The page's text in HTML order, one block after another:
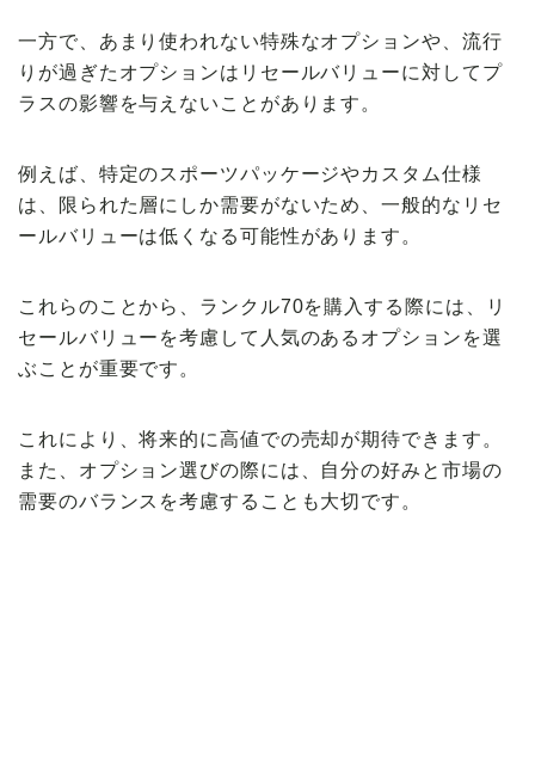
一方で、あまり使われない特殊なオプションや、流行
りが過ぎたオプションはリセールバリューに対してプ
ラスの影響を与えないことがあります。
例えば、特定のスポーツパッケージやカスタム仕様
は、限られた層にしか需要がないため、一般的なリセ
ールバリューは低くなる可能性があります。
これらのことから、ランクル70を購入する際には、リ
セールバリューを考慮して人気のあるオプションを選
ぶことが重要です。
これにより、将来的に高値での売却が期待できます。
また、オプション選びの際には、自分の好みと市場の
需要のバランスを考慮することも大切です。